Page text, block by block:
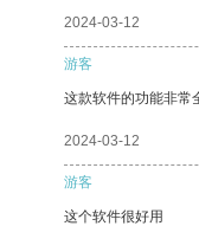
2024-03-12
游客
这款软件的功能非常
2024-03-12
游客
这个软件很好用